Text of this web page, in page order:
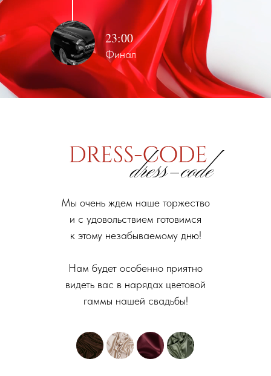
23:00
Финал
Мы очень ждем наше торжество
и с удовольствием готовимся
к этому незабываемому дню!
Нам будет особенно приятно
видеть вас в нарядах цветовой
гаммы нашей свадьбы!